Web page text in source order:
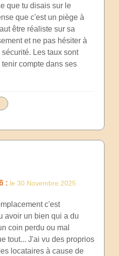
que tu disais sur le
que c'est un piège à
être réaliste sur sa
et ne pas hésiter à
Les taux sont
compte dans ses
: le 30 Novembre 2025
c'est
avoir un bien qui a du
coin perdu ou mal
tout... J'ai vu des proprios
locataires à cause de